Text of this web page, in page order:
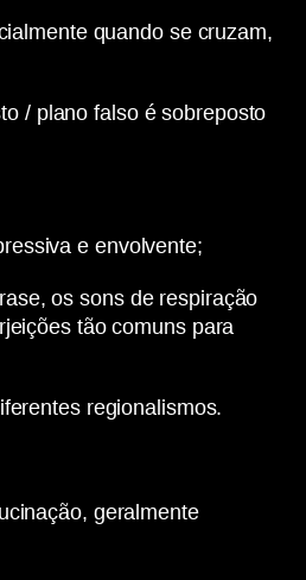
quando se cruzam,
/ plano falso é sobreposto
e envolvente;
os sons de respiração
tão comuns para
regionalismos.
geralmente